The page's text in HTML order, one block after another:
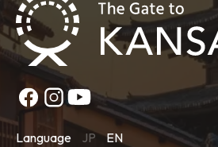
Language JP EN